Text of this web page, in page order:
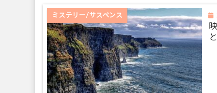
ミステリー/サスペンス